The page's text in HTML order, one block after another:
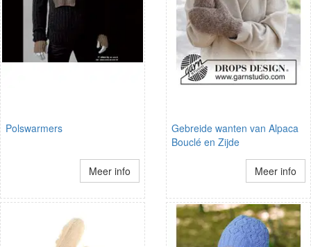
Polswarmers
Meer info
Gebreide wanten van Alpaca
Bouclé en Zijde
Meer info